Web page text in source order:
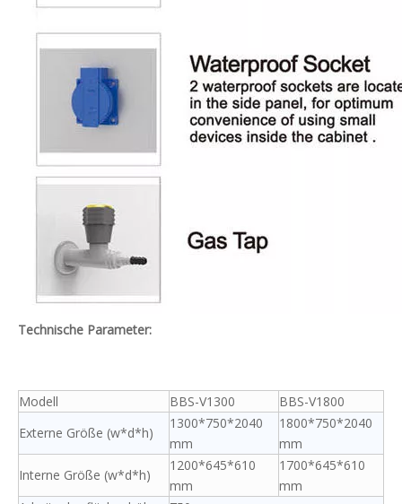
Technische Parameter:
Modell BBS-V1300
BBS-V1800
Externe Größe (w*d*h)
1300*750*2040
mm
1800*750*2040
mm
Interne Größe (w*d*h)
1200*645*610
mm
1700*645*610
mm